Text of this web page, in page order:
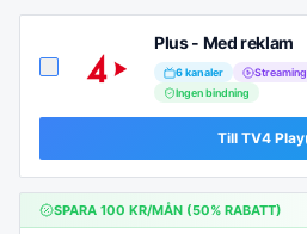
Plus - Med reklam
6kanaler
Streaming
Ingen bindning
Till TV4 Play
SPARA 100 KR/MÅN (50% RABATT)